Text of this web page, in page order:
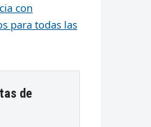
con
para todas las
de